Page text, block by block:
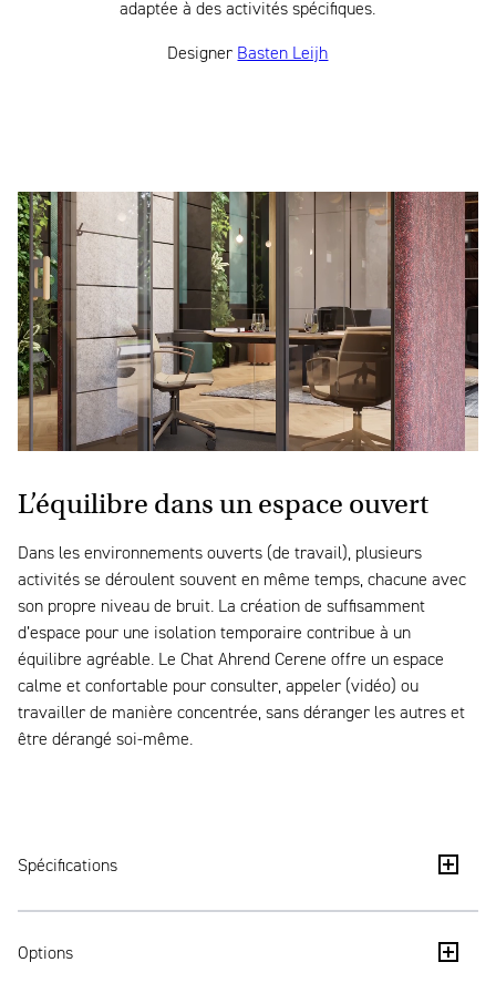
adaptée à des activités spécifiques.
Designer Basten Leijh
L’équilibre dans un espace ouvert
Dans les environnements ouverts (de travail), plusieurs
activités se déroulent souvent en même temps, chacune avec
son propre niveau de bruit. La création de suffisamment
d’espace pour une isolation temporaire contribue à un
équilibre agréable. Le Chat Ahrend Cerene offre un espace
calme et confortable pour consulter, appeler (vidéo) ou
travailler de manière concentrée, sans déranger les autres et
être dérangé soi-même.
Spécifications
conformément à la norme ISO 23351 classe A
Options